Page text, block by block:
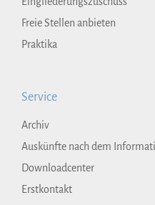
Freie Stellen anbieten
Praktika
Service
Archiv
Auskünfte nach dem
Downloadcenter
Erstkontakt